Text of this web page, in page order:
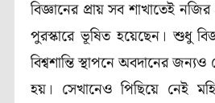
বিজ্ঞানের প্রায় সব শাখাতেই
পুরস্কারে ভূষিত হয়েছেন। শুধু
বিশ্বশান্তি স্থাপনে অবদানের
হয়। সেখানেও পিছিয়ে নেই